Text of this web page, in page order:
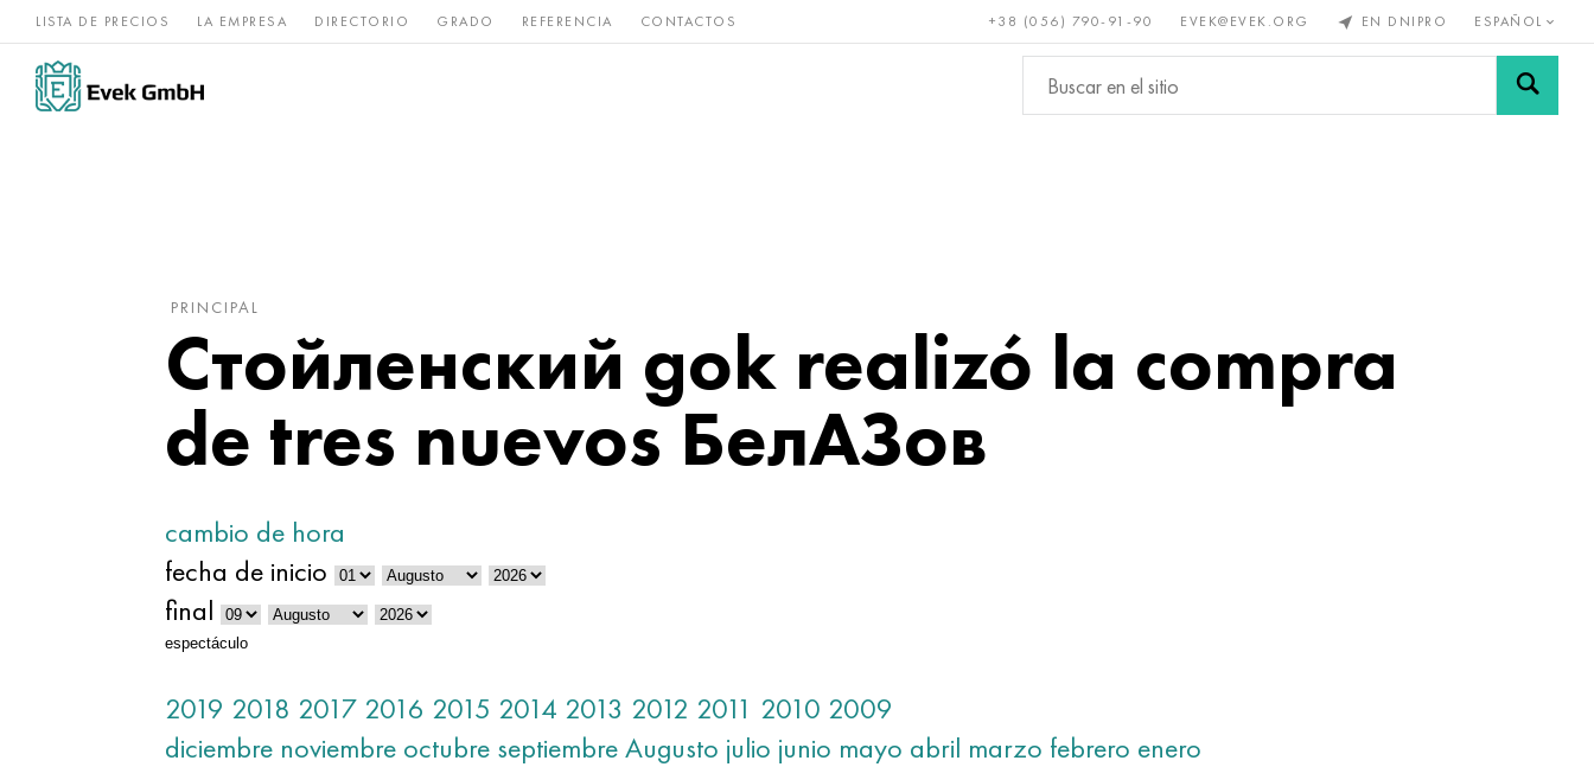
LISTA DE PRECIOS LA EMPRESA DIRECTORIO GRADO REFERENCIA CONTACTOS +38 (056) 790-91-90 EVEK@EVEK.ORG EN DNIPRO ESPAÑOL
Aleaciones de
níquel
acero Raro y Bronce, cobre, Metales no
ferrosos
Aleación de Mallas y
PRINCIPAL
Стойленский gok realizó la compra
de tres nuevos БелАЗов
cambio de hora
fecha de inicio
final
espectáculo
2019 2018 2017 2016 2015 2014 2013 2012 2011 2010 2009
diciembre noviembre octubre septiembreAugusto julio junio mayo abril marzo febrero enero